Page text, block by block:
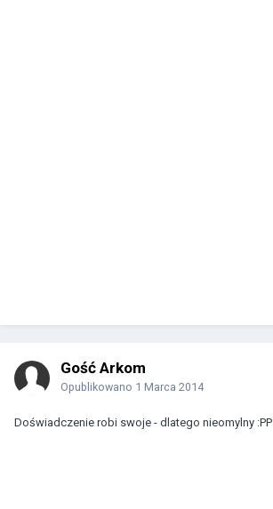
Gość Arkom
Opublikowano 1 Marca 2014
Doświadczenie robi swoje - dlatego nieomylny :PP